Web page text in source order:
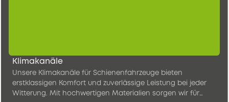
Klimakanäle
Unsere Klimakanäle für Schienenfahrzeuge bieten
erstklassigen Komfort und zuverlässige Leistung bei jeder
Witterung. Mit hochwertigen Materialien sorgen wir für